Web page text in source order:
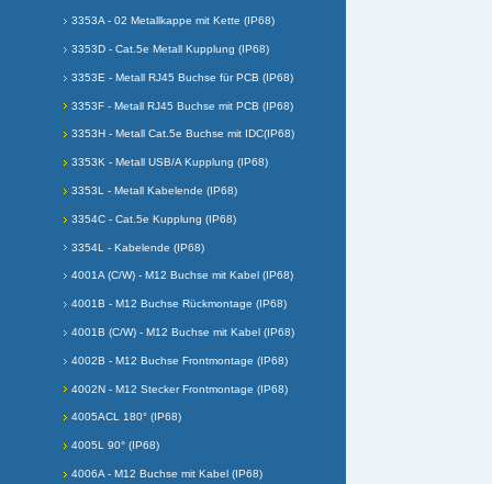
3353A - 02 Metallkappe mit Kette (IP68)
3353D - Cat.5e Metall Kupplung (IP68)
3353E - Metall RJ45 Buchse für PCB (IP68)
3353F - Metall RJ45 Buchse mit PCB (IP68)
3353H - Metall Cat.5e Buchse mit IDC(IP68)
3353K - Metall USB/A Kupplung (IP68)
3353L - Metall Kabelende (IP68)
3354C - Cat.5e Kupplung (IP68)
3354L - Kabelende (IP68)
4001A (C/W) - M12 Buchse mit Kabel (IP68)
4001B - M12 Buchse Rückmontage (IP68)
4001B (C/W) - M12 Buchse mit Kabel (IP68)
4002B - M12 Buchse Frontmontage (IP68)
4002N - M12 Stecker Frontmontage (IP68)
4005ACL 180° (IP68)
4005L 90° (IP68)
4006A - M12 Buchse mit Kabel (IP68)